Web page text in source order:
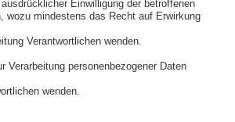
Einwilligung der betroffenen
wozu mindestens das Recht auf Erwirkung
Verantwortlichen wenden.
Verarbeitung personenbezogener Daten
wenden.